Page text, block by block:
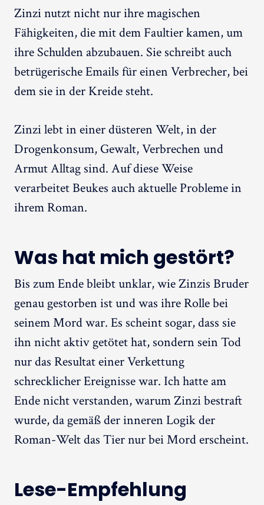
Zinzi nutzt nicht nur ihre magischen
Fähigkeiten, die mit dem Faultier kamen, um
ihre Schulden abzubauen. Sie schreibt auch
betrügerische Emails für einen Verbrecher, bei
dem sie in der Kreide steht.
Zinzi lebt in einer düsteren Welt, in der
Drogenkonsum, Gewalt, Verbrechen und
Armut Alltag sind. Auf diese Weise
verarbeitet Beukes auch aktuelle Probleme in
ihrem Roman.
Was hat mich gestört?
Bis zum Ende bleibt unklar, wie Zinzis Bruder
genau gestorben ist und was ihre Rolle bei
seinem Mord war. Es scheint sogar, dass sie
ihn nicht aktiv getötet hat, sondern sein Tod
nur das Resultat einer Verkettung
schrecklicher Ereignisse war. Ich hatte am
Ende nicht verstanden, warum Zinzi bestraft
wurde, da gemäß der inneren Logik der
Roman-Welt das Tier nur bei Mord erscheint.
Lese-Empfehlung